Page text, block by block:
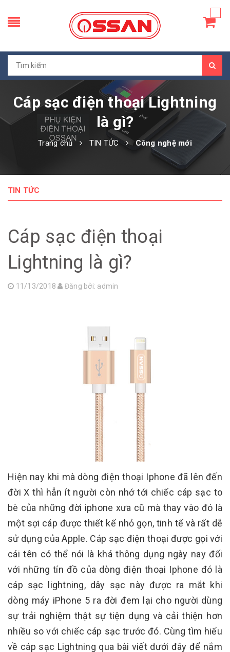
Cáp sạc điện thoại Lightning
là gì?
Trang chủ TIN TỨC Công nghệ mới
TIN TỨC
Cáp sạc điện thoại
Lightning là gì?
11/13/2018 Đăng bởi: admin
Hiện nay khi mà dòng điện thoại Iphone đã lên đến
đời X thì hẳn ít người còn nhớ tới chiếc cáp sạc to
bè của những đời iphone xưa cũ mà thay vào đó là
một sợi cáp được thiết kế nhỏ gọn, tinh tế và rất dễ
sử dụng của Apple. Cáp sạc điện thoại được gọi với
cái tên có thể nói là khá thông dụng ngày nay đối
với những tín đồ của dòng điện thoại Iphone đó là
cáp sạc lightning, dây sạc này được ra mắt khi
dòng máy iPhone 5 ra đời đem lại cho người dùng
sự trải nghiệm thật sự tiện dụng và cải thiện hơn
nhiều so với chiếc cáp sạc trước đó. Cùng tìm hiểu
về cáp sạc Lightning qua bài viết dưới đây để nắm